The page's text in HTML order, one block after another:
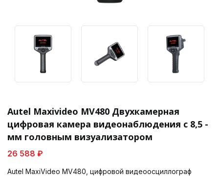
Autel Maxivideo MV480 Двухкамерная
цифровая камера видеонаблюдения с 8,5 -
мм головным визуализатором
26 588 ₽
Autel MaxiVideo MV480, цифровой видеоосциллограф